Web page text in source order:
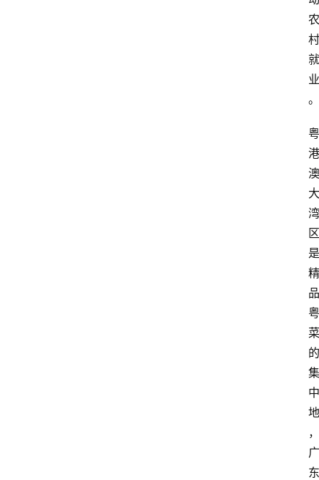
农
村
就
业
。
粤
港
澳
大
湾
区
是
精
品
粤
菜
的
集
中
地
，
广
东